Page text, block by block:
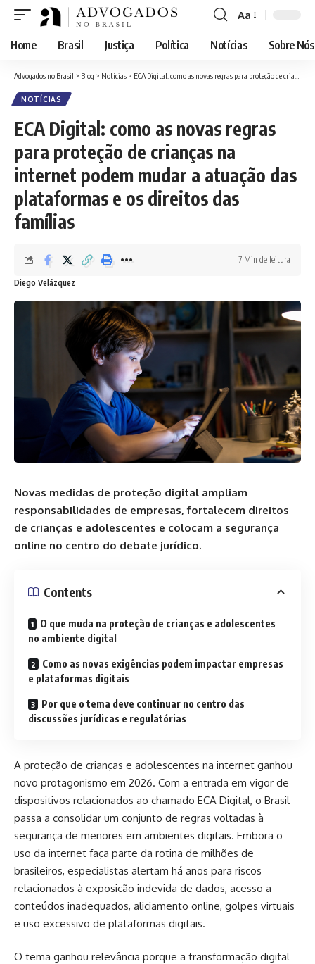
Font
Resizer
Aa
Home Brasil Justiça Política Notícias Sobre Nós
Advogados no Brasil > Blog > Notícias > ECA Digital: como as novas regras para proteção de crianças na internet podem mudar a atuação das plataformas e os direitos das famílias
NOTÍCIAS
ECA Digital: como as novas regras
para proteção de crianças na
internet podem mudar a atuação das
plataformas e os direitos das
famílias
Diego Velázquez
7 Min de leitura
Novas medidas de proteção digital ampliam
responsabilidades de empresas, fortalecem direitos
de crianças e adolescentes e colocam a segurança
online no centro do debate jurídico.
Contents
O que muda na proteção de crianças e adolescentes
no ambiente digital
Como as novas exigências podem impactar empresas
e plataformas digitais
Por que o tema deve continuar no centro das
discussões jurídicas e regulatórias
A proteção de crianças e adolescentes na internet ganhou
novo protagonismo em 2026. Com a entrada em vigor de
dispositivos relacionados ao chamado ECA Digital, o Brasil
passa a consolidar um conjunto de regras voltadas à
segurança de menores em ambientes digitais. Embora o
uso da internet faça parte da rotina de milhões de
brasileiros, especialistas alertam há anos para riscos
relacionados à exposição indevida de dados, acesso a
conteúdos inadequados, aliciamento online, golpes virtuais
e uso excessivo de plataformas digitais.
O tema ganhou relevância porque a transformação digital